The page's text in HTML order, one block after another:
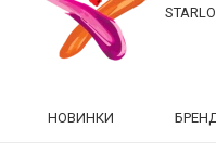
НОВИНКИ